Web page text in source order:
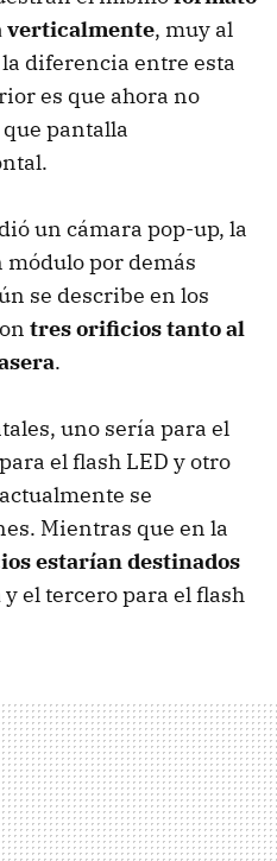
verticalmente, muy al
diferencia entre esta
es que ahora no
pantalla
un cámara pop-up, la
módulo por demás
se describe en los
tres orificios tanto al
.
uno sería para el
el flash LED y otro
se
Mientras que en la
estarían destinados
y el tercero para el flash